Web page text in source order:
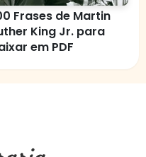
Frases de Martin
King Jr. para
em PDF